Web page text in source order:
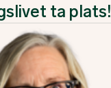
ta plats!